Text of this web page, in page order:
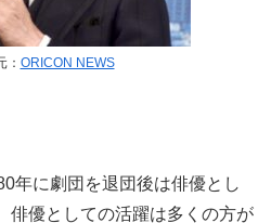
： ORICON NEWS
年に劇団を退団後は俳優とし
俳優としての活躍は多くの方が